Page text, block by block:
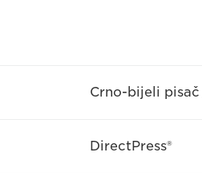
Crno-bijeli
DirectPress®